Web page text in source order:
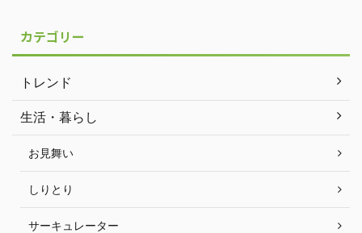
カテゴリー
トレンド
生活・暮らし
お見舞い
しりとり
サーキュレーター